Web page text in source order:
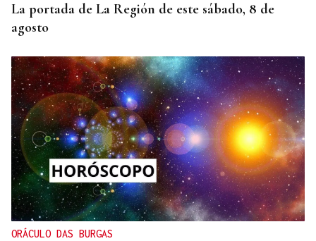
La portada de La Región de este sábado, 8 de
agosto
ORÁCULO DAS BURGAS